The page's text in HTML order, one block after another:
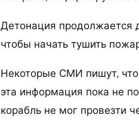
Детонация продолжается
чтобы начать тушить
Некоторые СМИ пишут,
эта информация пока не
корабль не мог провезти